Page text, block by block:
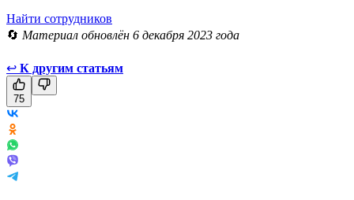
Найти сотрудников
🔄 Материал обновлён 6 декабря 2023 года
↩ К другим статьям
75